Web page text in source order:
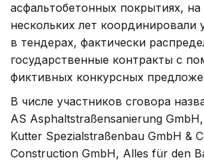
асфальтобетонных покрытиях,
нескольких лет координировали
в тендерах, фактически
государственные контракты с
фиктивных конкурсных
В числе участников сговора
AS Asphaltstraßensanierung
Kutter Spezialstraßenbau GmbH &
Construction GmbH, Alles für den